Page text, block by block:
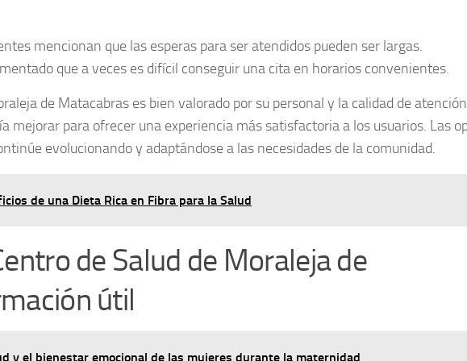
mencionan que las esperas para ser atendidos pueden ser largas.
que a veces es difícil conseguir una cita en horarios convenientes.
de Matacabras es bien valorado por su personal y la calidad de
mejorar para ofrecer una experiencia más satisfactoria a los usuarios. Las
evolucionando y adaptándose a las necesidades de la comunidad.
de una Dieta Rica en Fibra para la Salud
de Salud de Moraleja de
útil
y el bienestar emocional de las mujeres durante la maternidad